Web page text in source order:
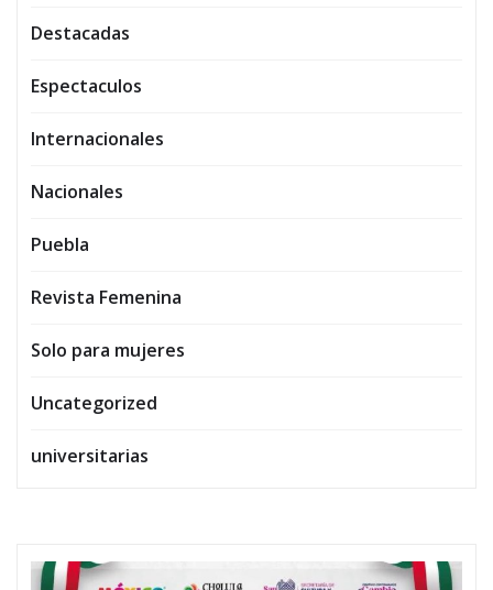
Destacadas
Espectaculos
Internacionales
Nacionales
Puebla
Revista Femenina
Solo para mujeres
Uncategorized
universitarias